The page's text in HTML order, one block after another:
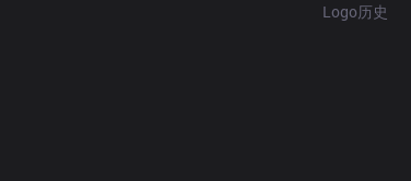
Logo历史